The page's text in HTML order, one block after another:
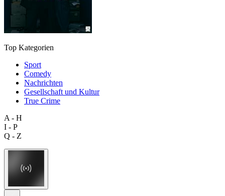
Top Kategorien
Sport
Comedy
Nachrichten
Gesellschaft und Kultur
True Crime
A - H
I - P
Q - Z